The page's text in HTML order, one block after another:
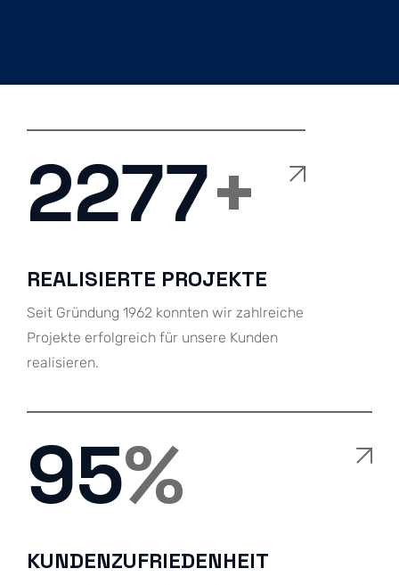
2300+
REALISIERTE PROJEKTE
Seit Gründung 1962 konnten wir zahlreiche
Projekte erfolgreich für unsere Kunden
realisieren.
99%
KUNDENZUFRIEDENHEIT